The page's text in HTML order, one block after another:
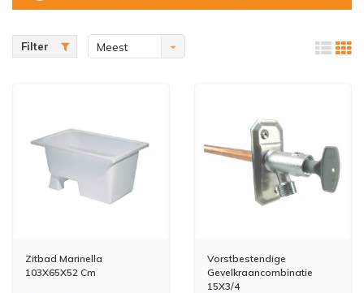
Filter
Meest
Zitbad Marinella
103X65X52 Cm
Vorstbestendige
Gevelkraancombinatie
15X3/4